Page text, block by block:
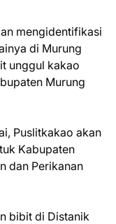
mengidentifikasi
di Murung
unggul kakao
Murung
Puslitkakao akan
Kabupaten
dan Perikanan
bibit di Distanik